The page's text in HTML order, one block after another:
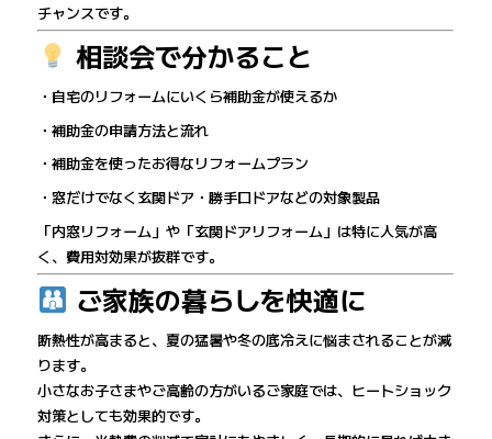
チャンスです。
相談会で分かること
・自宅のリフォームにいくら補助金が使えるか
・補助金の申請方法と流れ
・補助金を使ったお得なリフォームプラン
・窓だけでなく玄関ドア・勝手口ドアなどの対象製品
「内窓リフォーム」や「玄関ドアリフォーム」は特に人気が高
く、費用対効果が抜群です。
ご家族の暮らしを快適に
断熱性が高まると、夏の猛暑や冬の底冷えに悩まされることが減
ります。
小さなお子さまやご高齢の方がいるご家庭では、ヒートショック
対策としても効果的です。